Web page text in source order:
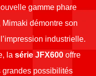
gamme phare
Mimaki démontre son
industrielle.
la série JFX600 offre
grandes possibilités